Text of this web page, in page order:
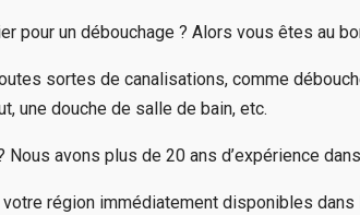
pour un débouchage ? Alors vous êtes au
sortes de canalisations, comme
une douche de salle de bain, etc.
avons plus de 20 ans d’expérience
région immédiatement disponibles dans